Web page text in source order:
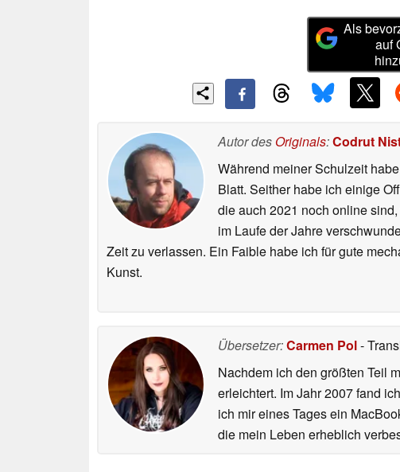
Als
auf
Autor des Originals:Codrut
Während meiner Schulzeit
Blatt. Seither habe ich einige
die auch 2021 noch online
im Laufe der Jahre
Zeit zu verlassen. Ein Faible habe ich für gute
Kunst.
Übersetzer:Carmen Pol-
Nachdem ich den größten Teil
erleichtert. Im Jahr 2007 fand
ich mir eines Tages ein
die mein Leben erheblich